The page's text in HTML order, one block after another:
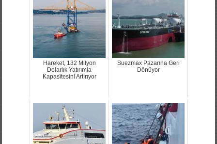
Hareket, 132 Milyon
Dolarlık Yatırımla
Kapasitesini Artırıyor
Suezmax Pazarına Geri
Dönüyor